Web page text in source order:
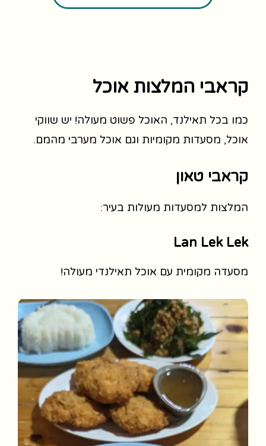
קראבי המלצות אוכל
כמו בכל תאילנד, האוכל פשוט מעולה! יש שווקי
אוכל, מסעדות מקומיות וגם אוכל מערבי מהמם.
קראבי טאון
המלצות למסעדות מעולות בעיר:
Lan Lek Lek
מסעדה מקומית עם אוכל תאילנדי מעולה!